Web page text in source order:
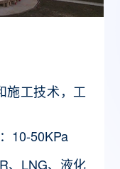
施工技术，工
10-50KPa
、LNG、液化